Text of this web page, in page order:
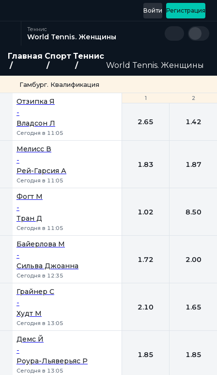
Регистрация
Войти
Теннис
World Tennis. Женщины
Главная Спорт Теннис
World Tennis. Женщины
Гамбург. Квалификация
1 2
Отзипка Я
-
Владсон Л
Сегодня в 11:05
1 2
2.65 1.42
Мелисс В
-
Рей-Гарсия А
Сегодня в 11:05
1.83 1.87
Фогт М
-
Тран Д
Сегодня в 11:05
1.02 8.50
Байерлова М
-
Сильва Джоанна
Сегодня в 12:35
1.72 2.00
Грайнер С
-
Худт М
Сегодня в 13:05
2.10 1.65
Демс Й
-
Роура-Льяверьяс Р
Сегодня в 13:05
1.85 1.85